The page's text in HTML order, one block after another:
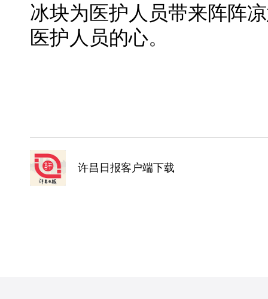
冰块为医护人员带来阵阵
医护人员的心。
许昌日报客户端下载